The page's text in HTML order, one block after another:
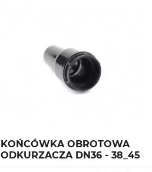
KOŃCÓWKA OBROTOWA
ODKURZACZA DN36 - 38_45